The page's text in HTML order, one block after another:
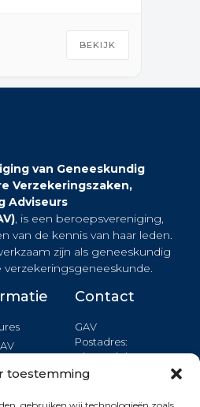
toestemming
BEKIJK
van Geneeskundig
Verzekeringszaken,
Adviseurs
, is een beroepsvereniging,
van de kennis van haar leden.
zijn als geneeskundig
verzekeringsgeneeskunde.
Contact
GAV
Postadres:
Binnendelta 13c
1261 TA BLARICUM